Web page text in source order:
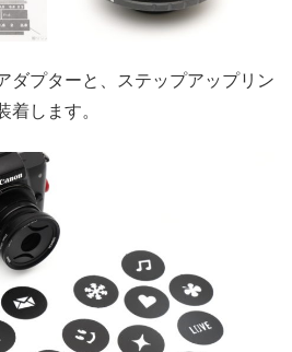
ダプターと、ステップアップリン
着します。